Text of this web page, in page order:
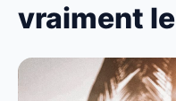
vraiment